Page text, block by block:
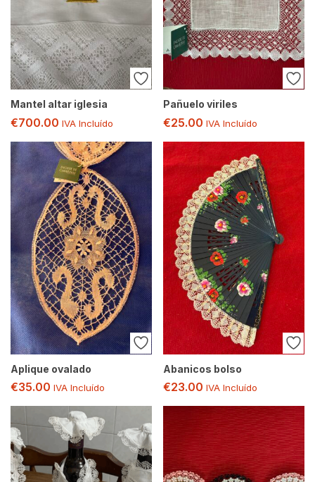
Mantel altar iglesia
€700.00 IVA Incluído
Pañuelo viriles
€25.00 IVA Incluído
Aplique ovalado
€35.00 IVA Incluído
Abanicos bolso
€23.00 IVA Incluído